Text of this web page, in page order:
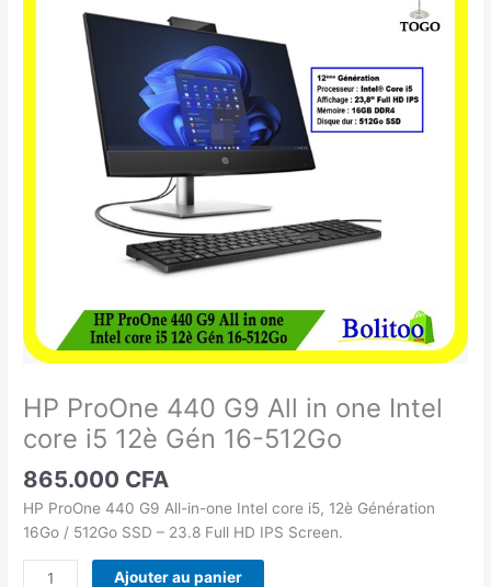
HP ProOne 440 G9 All in one Intel
core i5 12è Gén 16-512Go
865.000 CFA
HP ProOne 440 G9 All-in-one Intel core i5, 12è Génération
16Go / 512Go SSD – 23.8 Full HD IPS Screen.
Ajouter au panier